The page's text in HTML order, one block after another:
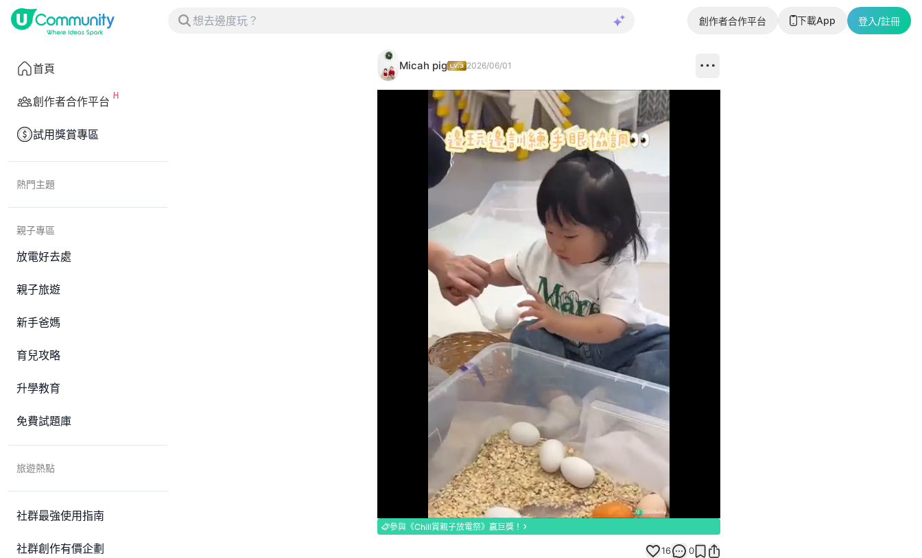
創作者合作平台 下載App 登入/註冊
首頁
創作者合作平台
試用獎賞專區
熱門主題
親子專區
放電好去處
親子旅遊
新手爸媽
育兒攻略
升學教育
免費試題庫
旅遊熱點
社群最強使用指南
社群創作有價企劃
Micah pig 2026/06/01
Loaded :
100.00%
參與《Chill賞親子放電祭》贏巨獎！
16 0